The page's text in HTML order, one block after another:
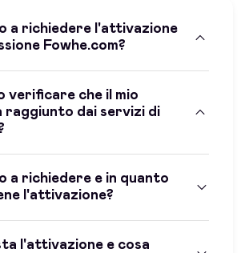
a richiedere l'attivazione
Fowhe.com?
verificare che il mio
raggiunto dai servizi di
a richiedere e in quanto
l'attivazione?
l'attivazione e cosa